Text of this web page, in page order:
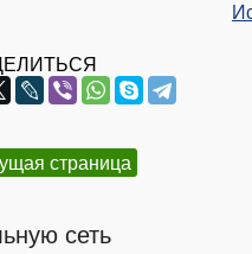
страница
сеть